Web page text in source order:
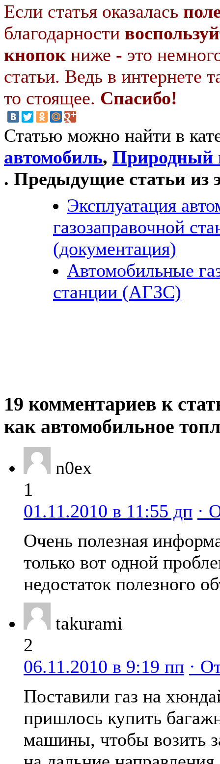
Если статья оказалась
благодарности
кнопок ниже - это
статьи. Ведь в интернете
то стоящее. Спасибо!
Статью можно найти в
автомобиль, Природный
. Предыдущие статьи из
Эксплуатация
газозаправочной
(документация)
Автомобильные
станции (АГЗС)
19 комментариев к
как автомобильное
n0ex
1
01.11.2010 в 11:55 дп ·
Очень полезная
только вот одной
недостаток полезного
takurami
2
06.11.2010 в 9:19 пп ·
Поставили газ на
пришлось купить
машины, чтобы возить